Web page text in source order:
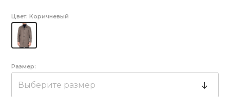
Цвет: Коричневый
Размер:
Выберите размер